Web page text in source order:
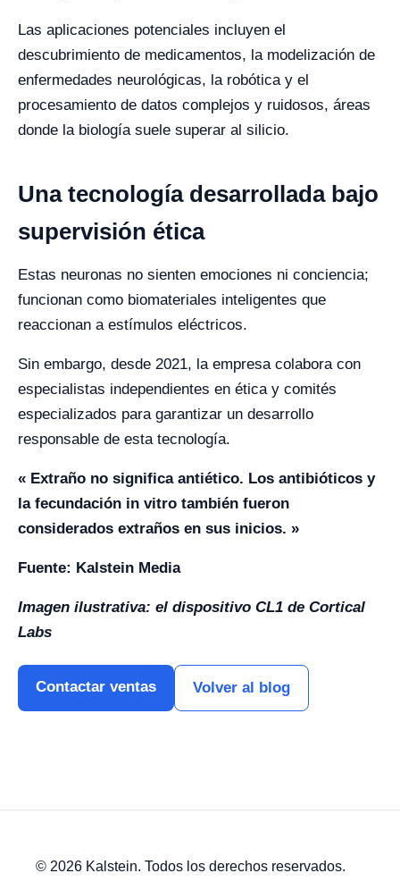
Las aplicaciones potenciales incluyen el
descubrimiento de medicamentos, la modelización de
enfermedades neurológicas, la robótica y el
procesamiento de datos complejos y ruidosos, áreas
donde la biología suele superar al silicio.
Una tecnología desarrollada bajo
supervisión ética
Estas neuronas no sienten emociones ni conciencia;
funcionan como biomateriales inteligentes que
reaccionan a estímulos eléctricos.
Sin embargo, desde 2021, la empresa colabora con
especialistas independientes en ética y comités
especializados para garantizar un desarrollo
responsable de esta tecnología.
« Extraño no significa antiético. Los antibióticos y
la fecundación in vitro también fueron
considerados extraños en sus inicios. »
Fuente: Kalstein Media
Imagen ilustrativa: el dispositivo CL1 de Cortical
Labs
Contactar ventas Volver al blog
© 2026 Kalstein. Todos los derechos reservados.